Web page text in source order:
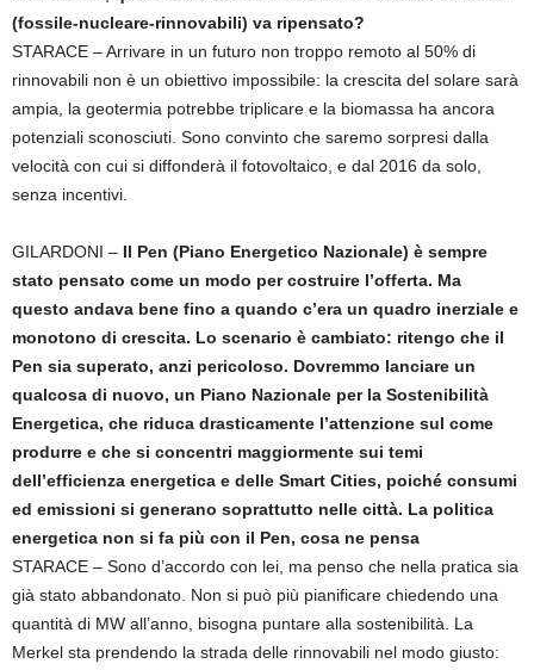
(fossile-nucleare-rinnovabili) va ripensato?
STARACE – Arrivare in un futuro non troppo remoto al 50% di
rinnovabili non è un obiettivo impossibile: la crescita del solare sarà
ampia, la geotermia potrebbe triplicare e la biomassa ha ancora
potenziali sconosciuti. Sono convinto che saremo sorpresi dalla
velocità con cui si diffonderà il fotovoltaico, e dal 2016 da solo,
senza incentivi.
GILARDONI – Il Pen (Piano Energetico Nazionale) è sempre
stato pensato come un modo per costruire l’offerta. Ma
questo andava bene fino a quando c’era un quadro inerziale e
monotono di crescita. Lo scenario è cambiato: ritengo che il
Pen sia superato, anzi pericoloso. Dovremmo lanciare un
qualcosa di nuovo, un Piano Nazionale per la Sostenibilità
Energetica, che riduca drasticamente l’attenzione sul come
produrre e che si concentri maggiormente sui temi
dell’efficienza energetica e delle Smart Cities, poiché consumi
ed emissioni si generano soprattutto nelle città. La politica
energetica non si fa più con il Pen, cosa ne pensa
STARACE – Sono d’accordo con lei, ma penso che nella pratica sia
già stato abbandonato. Non si può più pianificare chiedendo una
quantità di MW all’anno, bisogna puntare alla sostenibilità. La
Merkel sta prendendo la strada delle rinnovabili nel modo giusto: